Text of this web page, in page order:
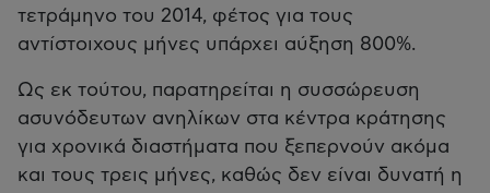
τετράμηνο του 2014, φέτος για τους
αντίστοιχους μήνες υπάρχει αύξηση 800%.
Ως εκ τούτου, παρατηρείται η συσσώρευση
ασυνόδευτων ανηλίκων στα κέντρα κράτησης
για χρονικά διαστήματα που ξεπερνούν ακόμα
και τους τρεις μήνες, καθώς δεν είναι δυνατή η